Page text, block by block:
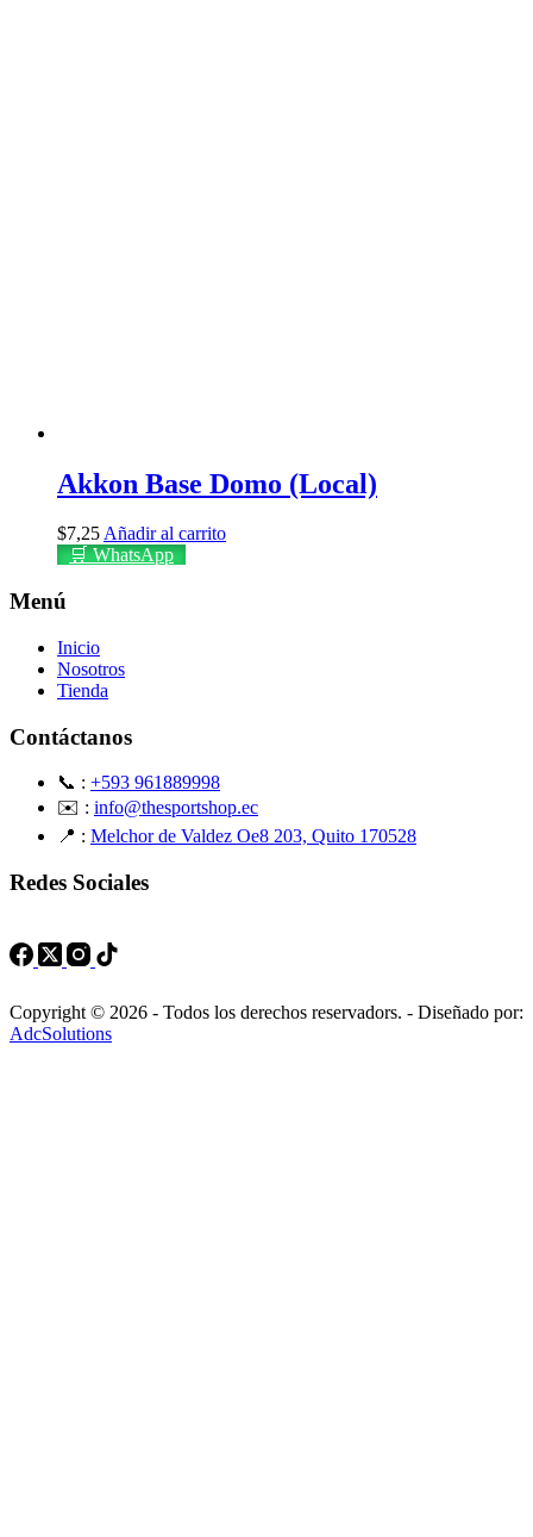
Akkon Base Domo (Local)
$7,25Añadir al carrito
🛒 WhatsApp
Menú
Inicio
Nosotros
Tienda
Contáctanos
📞 : +593 961889998
✉️ : info@thesportshop.ec
📍 : Melchor de Valdez Oe8 203, Quito 170528
Redes Sociales
Copyright © 2026 - Todos los derechos reservadors. - Diseñado por:
AdcSolutions